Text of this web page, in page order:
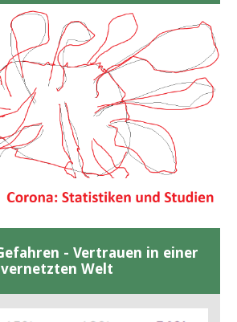
- Vertrauen in einer
vernetzten Welt